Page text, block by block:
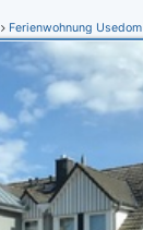
Ferienwohnung Usedom